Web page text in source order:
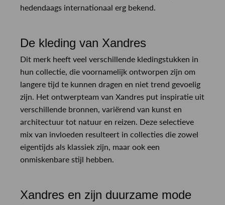
hedendaags internationaal erg bekend.
De kleding van Xandres
Dit merk heeft veel verschillende kledingstukken in
hun collectie, die voornamelijk ontworpen zijn om
langere tijd te kunnen dragen en niet trend gevoelig
zijn. Het ontwerpteam van Xandres put inspiratie uit
verschillende bronnen, variërend van kunst en
architectuur tot natuur en reizen. Deze selectieve
mix van invloeden resulteert in collecties die zowel
eigentijds als klassiek zijn, maar ook een
onmiskenbare stijl hebben.
Xandres en zijn duurzame mode